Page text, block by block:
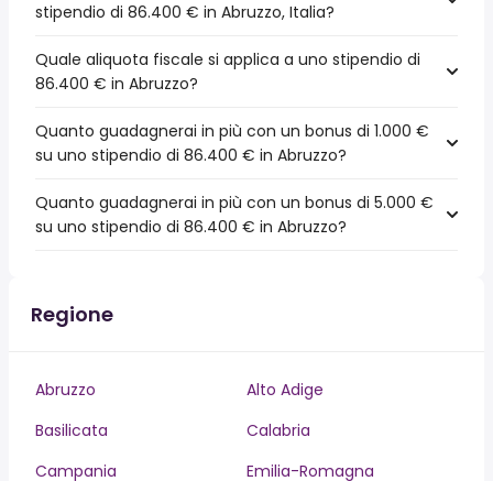
stipendio di 86.400 € in Abruzzo, Italia?
Quale aliquota fiscale si applica a uno stipendio di
86.400 € in Abruzzo?
Quanto guadagnerai in più con un bonus di 1.000 €
su uno stipendio di 86.400 € in Abruzzo?
Quanto guadagnerai in più con un bonus di 5.000 €
su uno stipendio di 86.400 € in Abruzzo?
Regione
Abruzzo
Alto Adige
Basilicata
Calabria
Campania
Emilia-Romagna